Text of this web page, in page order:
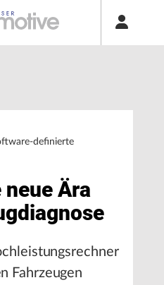
definierte
neue Ära
Fahrzeugen